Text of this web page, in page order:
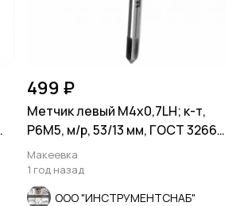
499 ₽
Метчик левый М4х0,7LH; к-т,
Р6М5, м/р, 53/13 мм, ГОСТ 3266-
81
Макеевка
1 год назад
ООО "ИНСТРУМЕНТСНАБ"